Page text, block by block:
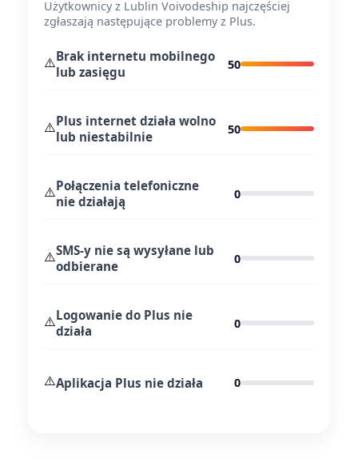
Użytkownicy z Lublin Voivodeship najczęściej
zgłaszają następujące problemy z Plus.
⚠️Brak internetu mobilnego
lub zasięgu
50
⚠️Plus internet działa wolno
lub niestabilnie
50
⚠️Połączenia telefoniczne
nie działają
0
⚠️SMS-y nie są wysyłane lub
odbierane
0
⚠️Logowanie do Plus nie
działa
0
⚠️Aplikacja Plus nie działa 0